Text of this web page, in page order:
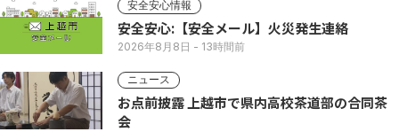
安全安心情報
安全安心:【安全メール】火災発生連絡
2026年8月8日 - 13時間前
ニュース
お点前披露 上越市で県内高校茶道部の合同茶
会